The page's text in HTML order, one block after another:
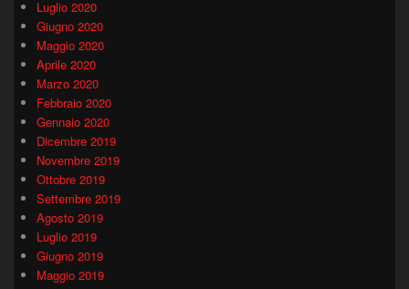
Luglio 2020
Giugno 2020
Maggio 2020
Aprile 2020
Marzo 2020
Febbraio 2020
Gennaio 2020
Dicembre 2019
Novembre 2019
Ottobre 2019
Settembre 2019
Agosto 2019
Luglio 2019
Giugno 2019
Maggio 2019